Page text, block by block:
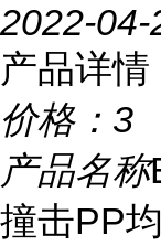
2022-04-
产品详情
价格： 3
产品名称
撞击PP